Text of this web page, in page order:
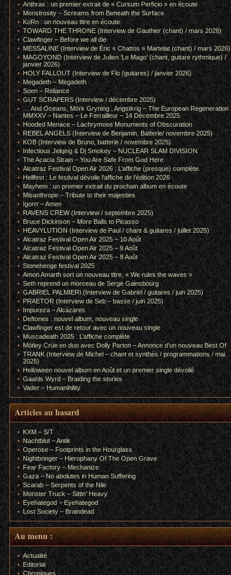
Anthrax : un premier extrait de « Cursum Perficio » en écoute
Monstrosity – Screams from Beneath the Surface
KoRn : un nouveau titre en écoute
TOWARD THE THRONE (Interview de Gauthier (chant) / mars 2026)
Clawfinger – Before we all die
MESSALINE (Interview de Éric « Chattos » Martelat (chant) / mars 2026)
MAGOYOND (Interview de Julien ‘Le Mago’ (chant, guitare rythmique) /
janvier 2026)
HOLY FALLOUT (Interview de Flo (guitares) / janvier 2026)
Megadeth – Megadeth
Soen – Reliance
GUT SCRAPERS (Interview / décembre 2025)
… And Oceans, Mörk Gryning , Angstkrig – The European Regeneration
MMXXV – Nantes – Le Ferrailleur – 14 Décembre 2025
Hooded Menace – Lachrymose Monuments of Obscuration
REBEL ANGELS (Interview de Benjamin, Batterie/ novembre 2025)
KOB (Interview de Bruno, batterie / novembre 2025)
Infectious Jelqing & Dj Smokey – NUCLEAR SLAM DIVISION
The Acacia Strain – You Are Safe From God Here
Alcatraz Festival Open Air 2026 : L’affiche (presque) complète.
Hellfest : Le festival dévoile l’affiche de l’édition 2026
Mayhem : un premier extrait du prochain album en écoute
Misanthrope – Tribute to their majesties
Igorrr – Amen
RAVENS CREW (Interview / septembre 2025)
Bruce Dickinson – More Balls to Picasso
HEAVYLUTION (Interview de Paul / chant & guitares / juillet 2025)
Alcatraz Festival Open Air 2025 – 10 Août
Alcatraz Festival Open Air 2025 – 9 Août
Alcatraz Festival Open Air 2025 – 8 Août
Stonehenge festival 2025
Amon Amarth sort un nouveau titre, « We rules the waves »
Seth reprend un morceau de Serge Gainsbourg
GABRIEL PALMIERI (Interview de Gabriel / guitares / juin 2025)
PRAETOR (Interview de Seb – basse / juin 2025)
Impureza – Alcázares
Deftones : nouvel album, nouveau single
Clawfinger est de retour avec un nouveau single
Muscadeath 2025 : L’affiche complète
Mötley Crüe en duo avec Dolly Parton – Annonce d’un nouveau Best Of
TRANK (Interview de Michel – chant et synthés / programmations / mai
2025)
Helloween nouvel album en Août et un premier single dévoilé
Gaahls Wyrd – Braiding the stories
Vader – Humanihility
Articles au hasard
KXM – S/T
Nachtblut – Antik
Operose – Footprints in the Hourglass
Nightbringer – Hierophany Of The Open Grave
Fear Factory – Mechanize
Gaza – No abolutes in Human Suffering
Scarab – Serpents of the Nile
Monster Truck – Sittin’ Heavy
Eyehategod – Eyehategod
Lost Society – Braindead
Au menu :
Actualité
Editorial
Chroniques